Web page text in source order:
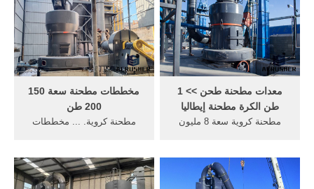
طن ساعة, قدرة الجهاز محطم
180 45 250 طن لكل ساعة.
الكرة مطحنة 20 طن في
الساعة, الكلنكر الكرة مطحنة
30 طن في سعر
مخططات مطحنة سعة 150
200 طن
مطحنة كروية. ... مخططات
قدرة العجان 20 ـــ 30 كيلو ورق
فى الساعة ، ...
معدات مطحنة طحن >> 1
طن الكرة مطحنة إيطاليا
مطحنة كروية سعة 8 مليون
3.مشروع تسليم المفتاح
الجاهز, مع سعة الإنتاج مليون